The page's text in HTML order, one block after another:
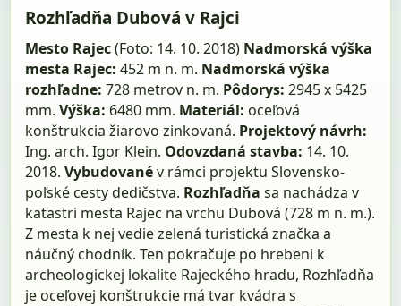
Rozhľadňa Dubová v Rajci
Mesto Rajec(Foto: 14. 10. 2018) Nadmorská výška
mesta Rajec: 452 m n. m. Nadmorská výška
rozhľadne:728 metrov n. m. Pôdorys: 2945 x 5425
mm.Výška: 6480 mm. Materiál: oceľová
konštrukcia žiarovo zinkovaná. Projektový návrh:
Ing. arch. Igor Klein. Odovzdaná stavba: 14. 10.
2018.Vybudovanév rámci projektu Slovensko-
poľské cesty dedičstva. Rozhľadňa sa nachádza v
katastri mesta Rajec na vrchu Dubová (728 m n. m.).
Z mesta k nej vedie zelená turistická značka a
náučný chodník. Ten pokračuje po hrebeni k
archeologickej lokalite Rajeckého hradu, Rozhľadňa
je oceľovej konštrukcie má tvar kvádra s